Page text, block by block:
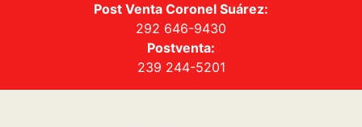
Post Venta Coronel Suárez:
292 646-9430
Postventa:
239 244-5201